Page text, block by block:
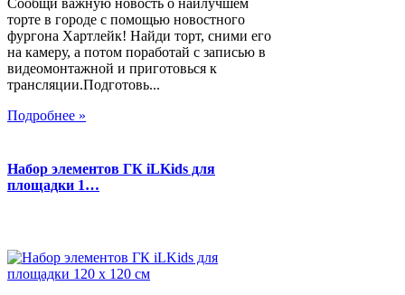
Сообщи важную новость о наилучшем
торте в городе с помощью новостного
фургона Хартлейк! Найди торт, сними его
на камеру, а потом поработай с записью в
видеомонтажной и приготовься к
трансляции.Подготовь...
Подробнее »
Набор элементов ГК iLKids для
площадки 1…